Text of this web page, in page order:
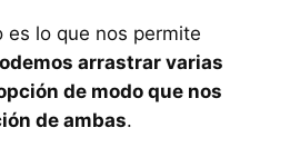
es lo que nos permite
arrastrar varias
de modo que nos
de ambas.